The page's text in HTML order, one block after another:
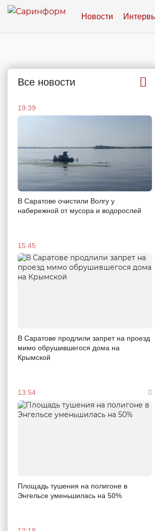
Новости
Все новости
19:39
В Саратове очистили Волгу у
набережной от мусора и водорослей
15:45
В Саратове продлили запрет на проезд
мимо обрушившегося дома на
Крымской
13:54
Площадь тушения на полигоне в
Энгельсе уменьшилась на 50%